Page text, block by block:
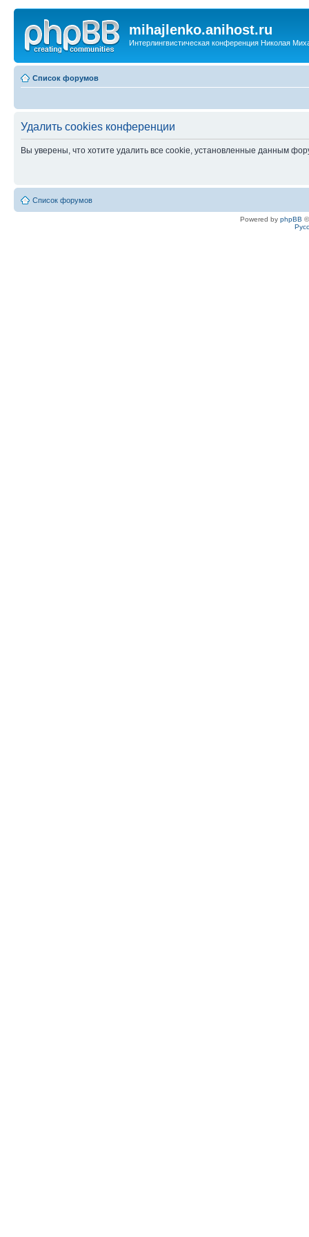
mihajlenko.anihost.ru
Интерлингвистическая конференция Николая
Список форумов
Удалить cookies конференции
Вы уверены, что хотите удалить все cookie, установленные данным
Список форумов
Powered by phpBB